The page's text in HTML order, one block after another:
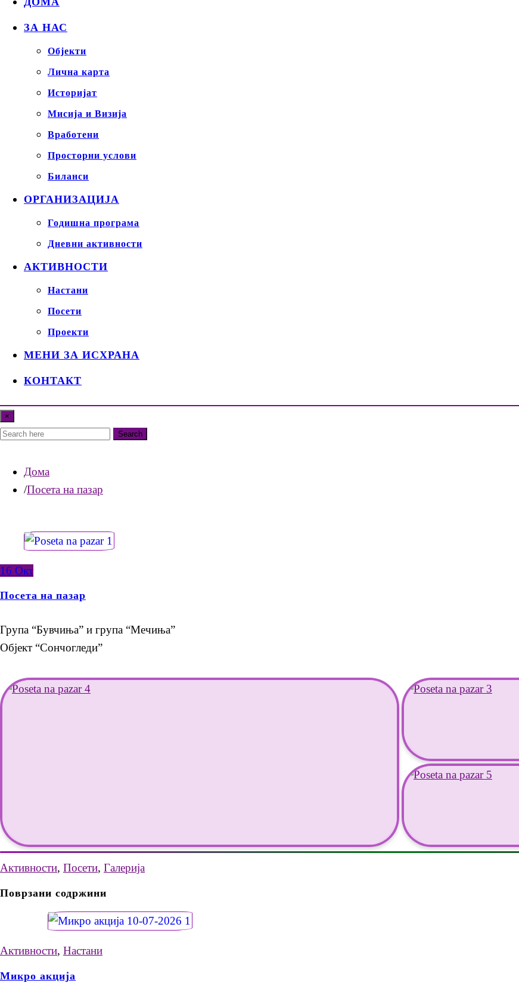
ЗА НАС
Објекти
Лична карта
Историјат
Мисија и Визија
Вработени
Просторни услови
Биланси
ОРГАНИЗАЦИЈА
Годишна програма
Дневни активности
АКТИВНОСТИ
Настани
Посети
Проекти
МЕНИ ЗА ИСХРАНА
КОНТАКТ
×
Search
Дома
Посета на пазар
16 Окт
Посета на пазар
Група “Бувчиња” и група “Мечиња”
Објект “Сончогледи”
Активности, Посети, Галерија
Поврзани содржини
Активности, Настани
Микро акција